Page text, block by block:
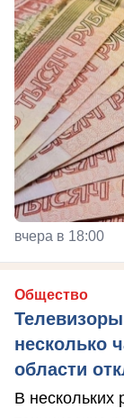
вчера в 18:00
Общество
несколько
области
В нескольких